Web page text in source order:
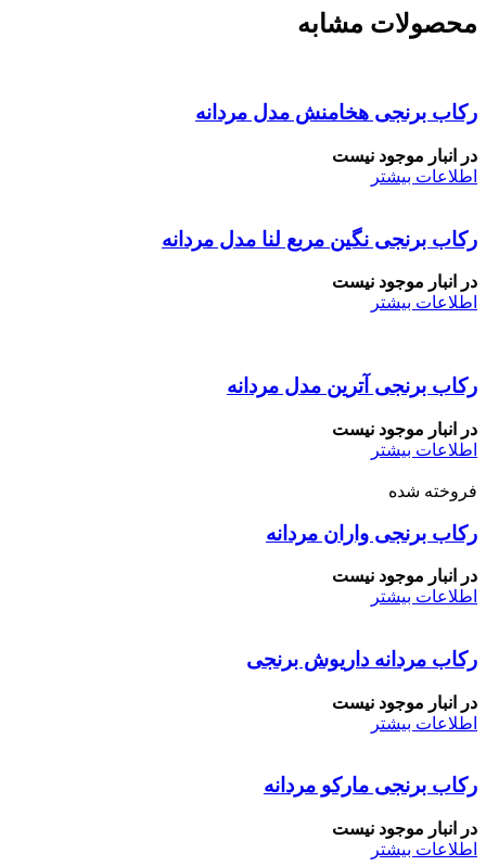
محصولات مشابه
رکاب برنجی هخامنش مدل مردانه
در انبار موجود نیست
اطلاعات بیشتر
رکاب برنجی نگین مربع لنا مدل مردانه
در انبار موجود نیست
اطلاعات بیشتر
رکاب برنجی آترین مدل مردانه
در انبار موجود نیست
اطلاعات بیشتر
فروخته شده
رکاب برنجی واران مردانه
در انبار موجود نیست
اطلاعات بیشتر
رکاب مردانه داریوش برنجی
در انبار موجود نیست
اطلاعات بیشتر
رکاب برنجی مارکو مردانه
در انبار موجود نیست
اطلاعات بیشتر